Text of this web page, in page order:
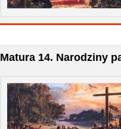
Matura 14. Narodziny